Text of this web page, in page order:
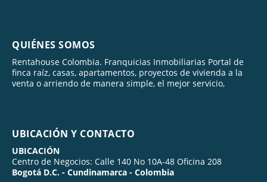
QUIÉNES SOMOS
Rentahouse Colombia. Franquicias Inmobiliarias Portal de
finca raíz, casas, apartamentos, proyectos de vivienda a la
venta o arriendo de manera simple, el mejor servicio,
UBICACIÓN Y CONTACTO
UBICACIÓN
Centro de Negocios: Calle 140 No 10A-48 Oficina 208
Bogotá D.C. - Cundinamarca - Colombia